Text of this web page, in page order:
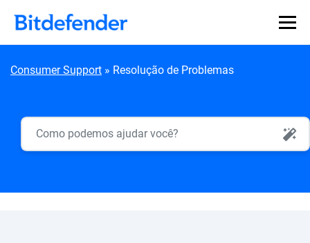
Consumer Support » Resolução de Problemas